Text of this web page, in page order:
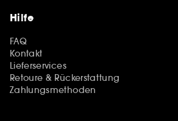
Hilfe
FAQ
Kontakt
Lieferservices
Retoure & Rückerstattung
Zahlungsmethoden